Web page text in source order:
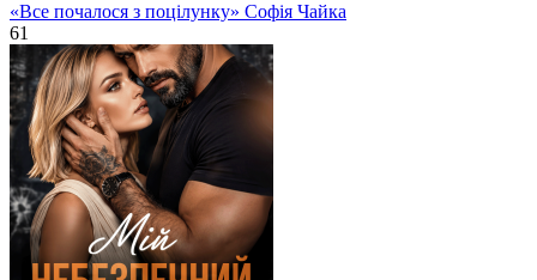
«Все почалося з поцілунку» Софія Чайка
61